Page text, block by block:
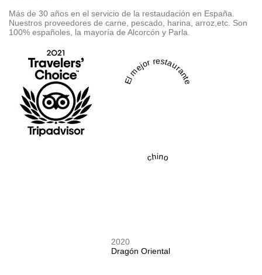
Más de 30 años en el servicio de la restaudación en España.
Nuestros proveedores de carne, pescado, harina, arroz,etc. Son
100% españoles, la mayoría de Alcorcón y Parla.
El mejor restaurante
chino
2020
Dragón Oriental